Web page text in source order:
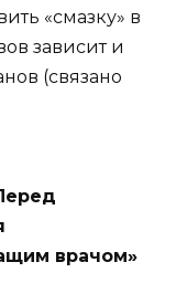
«смазку» в
зависит и
(связано
врачом»